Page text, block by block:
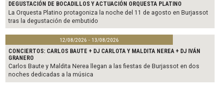
DEGUSTACIÓN DE BOCADILLOS Y ACTUACIÓN ORQUESTA PLATINO
La Orquesta Platino protagoniza la noche del 11 de agosto en Burjassot
tras la degustación de embutido
12/08/2026 - 13/08/2026
CONCIERTOS: CARLOS BAUTE + DJ CARLOTA Y MALDITA NEREA + DJ IVÁN
GRANERO
Carlos Baute y Maldita Nerea llegan a las fiestas de Burjassot en dos
noches dedicadas a la música